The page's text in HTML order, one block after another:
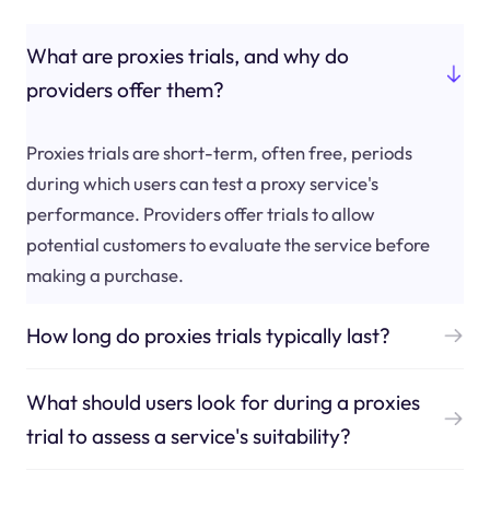
What are proxies trials, and why do
providers offer them?
Proxies trials are short-term, often free, periods
during which users can test a proxy service's
performance. Providers offer trials to allow
potential customers to evaluate the service before
making a purchase.
How long do proxies trials typically last?
What should users look for during a proxies
trial to assess a service's suitability?